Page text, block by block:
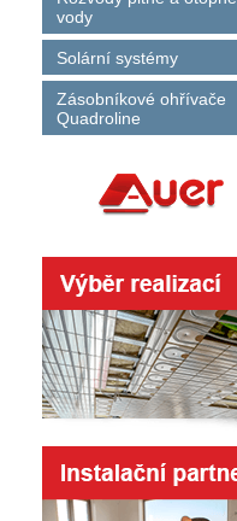
vody
Solární systémy
Zásobníkové ohřívače
Quadroline